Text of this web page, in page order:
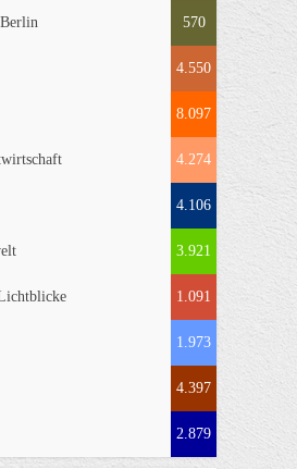
570
4.550
8.097
4.274
4.106
3.921
1.091
1.973
4.397
2.879